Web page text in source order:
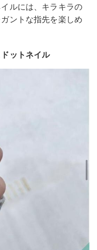
ルには、キラキラの
ントな指先を楽しめ
ットネイル